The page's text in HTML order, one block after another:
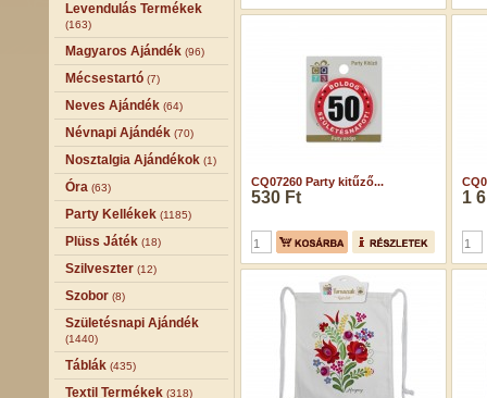
Levendulás Termékek
(163)
Magyaros Ajándék (96)
Mécsestartó (7)
Neves Ajándék (64)
Névnapi Ajándék (70)
Nosztalgia Ajándékok (1)
Óra (63)
Party Kellékek (1185)
Plüss Játék (18)
Szilveszter (12)
Szobor (8)
Születésnapi Ajándék
(1440)
Táblák (435)
Textil Termékek (318)
CQ07260 Party kitűző...
530 Ft 1